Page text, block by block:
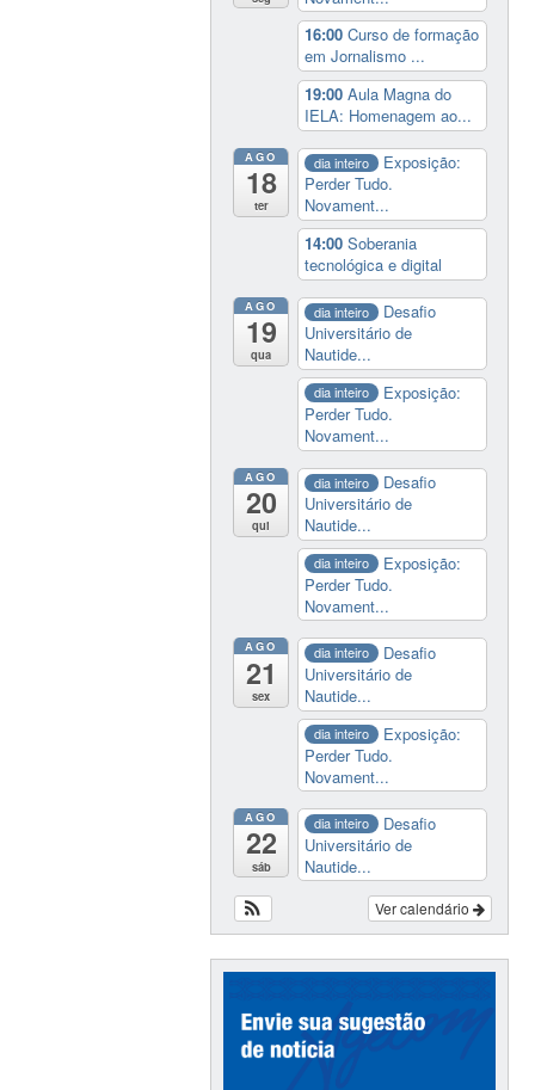
16:00Curso de formação
em Jornalismo ...
19:00Aula Magna do
IELA: Homenagem ao...
AGO
18
ter
dia inteiro
Exposição:
Perder Tudo.
Novament...
14:00Soberania
tecnológica e digital
AGO
19
qua
dia inteiro
Desafio
Universitário de
Nautide...
dia inteiro
Exposição:
Perder Tudo.
Novament...
AGO
20
qui
dia inteiro
Desafio
Universitário de
Nautide...
dia inteiro
Exposição:
Perder Tudo.
Novament...
AGO
21
sex
dia inteiro
Desafio
Universitário de
Nautide...
dia inteiro
Exposição:
Perder Tudo.
Novament...
AGO
22
sáb
dia inteiro
Desafio
Universitário de
Nautide...
Ver calendário